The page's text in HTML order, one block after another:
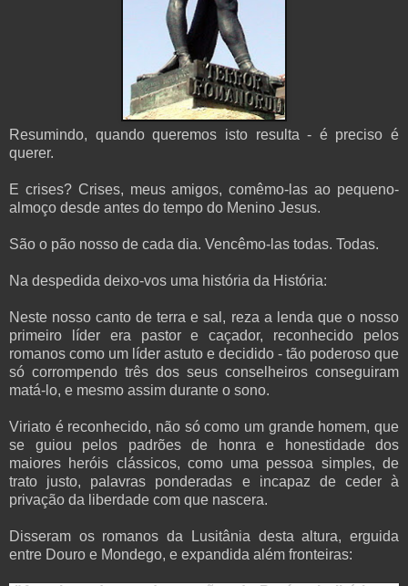
Resumindo, quando queremos isto resulta - é preciso é
querer.
E crises? Crises, meus amigos, comêmo-las ao pequeno-
almoço desde antes do tempo do Menino Jesus.
São o pão nosso de cada dia. Vencêmo-las todas. Todas.
Na despedida deixo-vos uma história da História:
Neste nosso canto de terra e sal, reza a lenda que o nosso
primeiro líder era pastor e caçador, reconhecido pelos
romanos como um líder astuto e decidido - tão poderoso que
só corrompendo três dos seus conselheiros conseguiram
matá-lo, e mesmo assim durante o sono.
Viriato é reconhecido, não só como um grande homem, que
se guiou pelos padrões de honra e honestidade dos
maiores heróis clássicos, como uma pessoa simples, de
trato justo, palavras ponderadas e incapaz de ceder à
privação da liberdade com que nascera.
Disseram os romanos da Lusitânia desta altura, erguida
entre Douro e Mondego, e expandida além fronteiras: